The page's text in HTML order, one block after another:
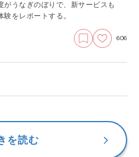
うなぎのぼりで、新サービスも
をレポートする。
606
を読む